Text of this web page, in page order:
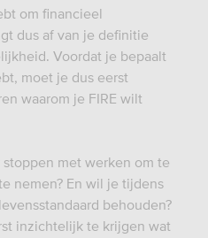
om financieel
dus af van je definitie
Voordat je bepaalt
moet je dus eerst
waarom je FIRE wilt
met werken om te
nemen? En wil je tijdens
behouden?
inzichtelijk te krijgen wat